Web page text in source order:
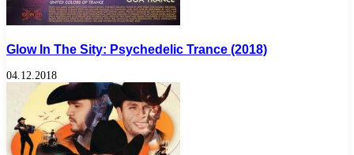
Glow In The Sity: Psychedelic Trance (2018)
04.12.2018